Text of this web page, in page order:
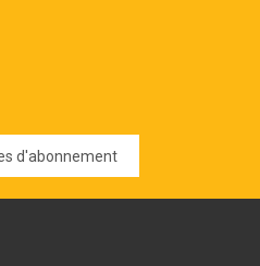
d'abonnement